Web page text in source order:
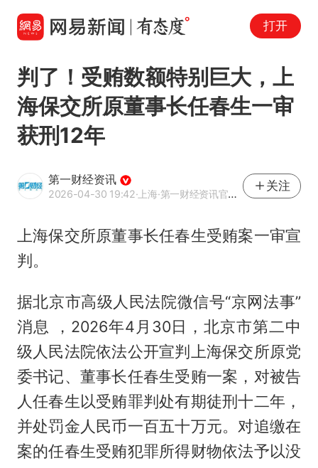
打开
判了！受贿数额特别巨大，上
海保交所原董事长任春生一审
获刑12年
第一财经资讯
2026-04-30 19:42·上海·第一财经资讯官方网易号
关注
上海保交所原董事长任春生受贿案一审宣
判。
据北京市高级人民法院微信号“京网法事”
消息 ，2026年4月30日，北京市第二中
级人民法院依法公开宣判上海保交所原党
委书记、董事长任春生受贿一案，对被告
人任春生以受贿罪判处有期徒刑十二年，
并处罚金人民币一百五十万元。对追缴在
案的任春生受贿犯罪所得财物依法予以没